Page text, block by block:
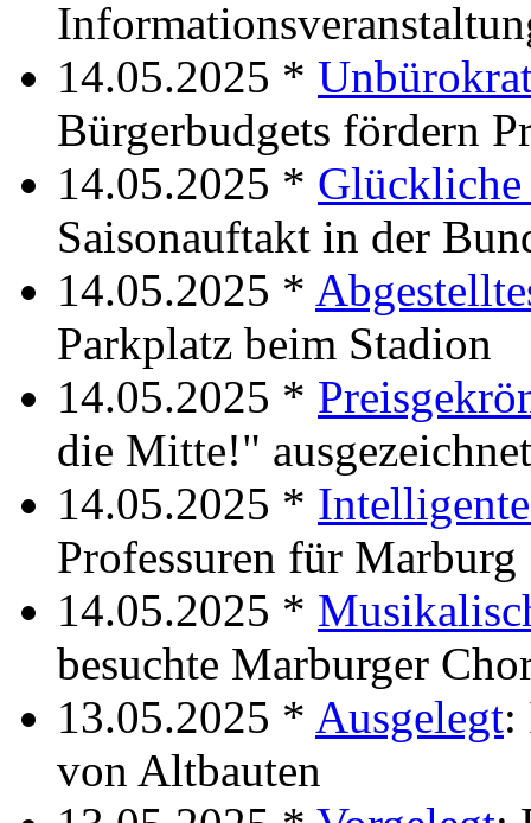
14.05.2025 *
Bürgerbudgets fördern
14.05.2025 *
Saisonauftakt in der
14.05.2025 *
Parkplatz beim Stadion
14.05.2025 *
die Mitte!" ausgezeichnet
14.05.2025 *
Professuren für Marburg
14.05.2025 *
besuchte Marburger
13.05.2025 * Ausgelegt:
von Altbauten